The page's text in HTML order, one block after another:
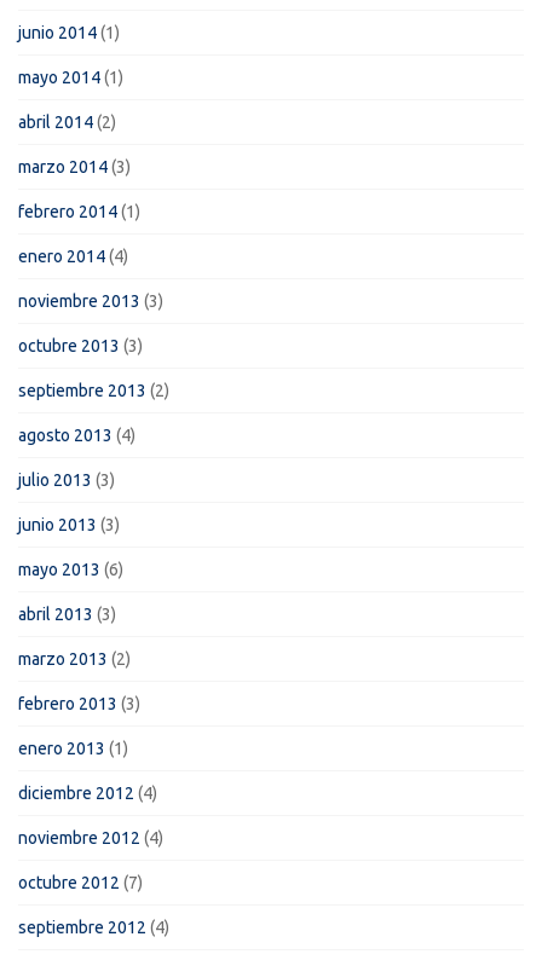
junio 2014(1)
mayo 2014(1)
abril 2014(2)
marzo 2014(3)
febrero 2014(1)
enero 2014(4)
noviembre 2013 (3)
octubre 2013 (3)
septiembre 2013 (2)
agosto 2013 (4)
julio 2013 (3)
junio 2013 (3)
mayo 2013 (6)
abril 2013 (3)
marzo 2013 (2)
febrero 2013 (3)
enero 2013 (1)
diciembre 2012 (4)
noviembre 2012 (4)
octubre 2012 (7)
septiembre 2012 (4)